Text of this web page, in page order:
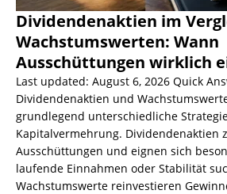
Dividendenaktien im
Wachstumswerten: Wann
Ausschüttungen wirklich
Last updated: August 6, 2026 Quick
Dividendenaktien und
grundlegend unterschiedliche
Kapitalvermehrung. Dividendenaktien
Ausschüttungen und eignen sich
laufende Einnahmen oder Stabilität
Wachstumswerte reinvestieren